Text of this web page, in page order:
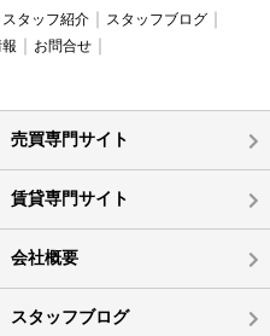
スタッフ紹介
スタッフブログ
お問合せ
売買専門サイト
賃貸専門サイト
会社概要
スタッフブログ